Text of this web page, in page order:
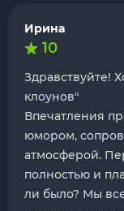
Ирина
10
Здравствуйте!
клоунов"
Впечатления
юмором,
атмосферой.
полностью и
ли было? Мы